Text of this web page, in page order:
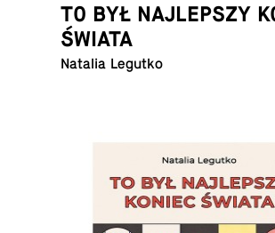
TO BYŁ NAJLEPSZY
ŚWIATA
Natalia Legutko